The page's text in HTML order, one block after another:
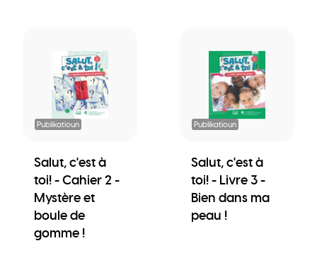
Publikatioun
Salut, c'est à
toi! - Cahier 2 -
Mystère et
boule de
gomme !
Publikatioun
Salut, c'est à
toi! - Livre 3 -
Bien dans ma
peau !